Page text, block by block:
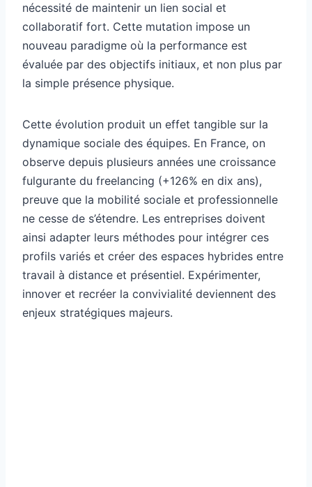
nécessité de maintenir un lien social et
collaboratif fort. Cette mutation impose un
nouveau paradigme où la performance est
évaluée par des objectifs initiaux, et non plus par
la simple présence physique.
Cette évolution produit un effet tangible sur la
dynamique sociale des équipes. En France, on
observe depuis plusieurs années une croissance
fulgurante du freelancing (+126% en dix ans),
preuve que la mobilité sociale et professionnelle
ne cesse de s’étendre. Les entreprises doivent
ainsi adapter leurs méthodes pour intégrer ces
profils variés et créer des espaces hybrides entre
travail à distance et présentiel. Expérimenter,
innover et recréer la convivialité deviennent des
enjeux stratégiques majeurs.